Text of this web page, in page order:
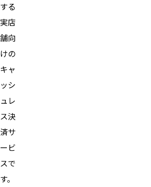
する
実店
舗向
けの
キャ
ッシ
ュレ
ス決
済サ
ービ
スで
す。